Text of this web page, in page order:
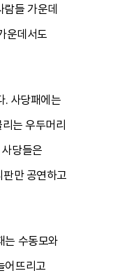
들 가운데
운데서도
. 사당패에는
는 우두머리
당들은
만 공연하고
는 수동모와
어뜨리고